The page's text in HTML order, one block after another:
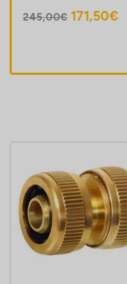
245,00€ Algne
171,50€